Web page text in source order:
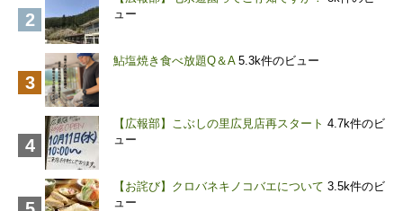
ュー
鮎塩焼き食べ放題Q＆A 5.3k件のビュー
【広報部】こぶしの里広見店再スタート 4.7k件のビ
ュー
【お詫び】クロバネキノコバエについて 3.5k件のビ
ュー